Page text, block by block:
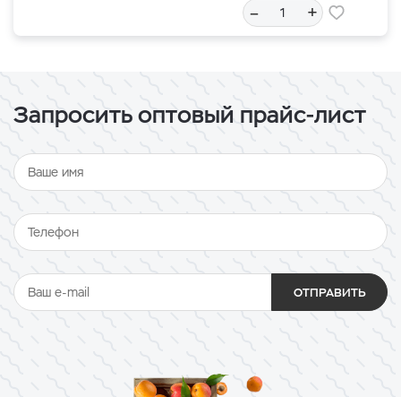
– +
Запросить оптовый прайс-лист
ОТПРАВИТЬ